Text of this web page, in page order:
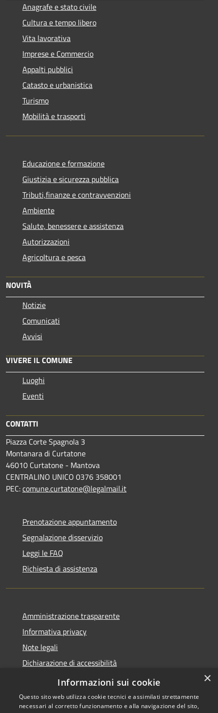
Anagrafe e stato civile
Cultura e tempo libero
Vita lavorativa
Imprese e Commercio
Appalti pubblici
Catasto e urbanistica
Turismo
Mobilità e trasporti
Educazione e formazione
Giustizia e sicurezza pubblica
Tributi,finanze e contravvenzioni
Ambiente
Salute, benessere e assistenza
Autorizzazioni
Agricoltura e pesca
NOVITÀ
Notizie
Comunicati
Avvisi
VIVERE IL COMUNE
Luoghi
Eventi
CONTATTI
Piazza Corte Spagnola 3
Montanara di Curtatone
46010 Curtatone - Mantova
CENTRALINO UNICO 0376 358001
PEC:comune.curtatone@legalmail.it
Prenotazione appuntamento
Segnalazione disservizio
Leggi le FAQ
Richiesta di assistenza
Amministrazione trasparente
Informativa privacy
Note legali
Dichiarazione di accessibilità
Meccanismo di Feedback
×
Informazioni sui cookie
Questo sito web utilizza cookie tecnici e assimilati strettamente
necessari al corretto funzionamento e alla navigazione del sito,